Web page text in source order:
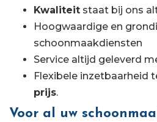
Kwaliteit staat bij ons
Hoogwaardige en
schoonmaakdiensten
Service altijd geleverd
Flexibele inzetbaarheid
prijs.
Voor al uw